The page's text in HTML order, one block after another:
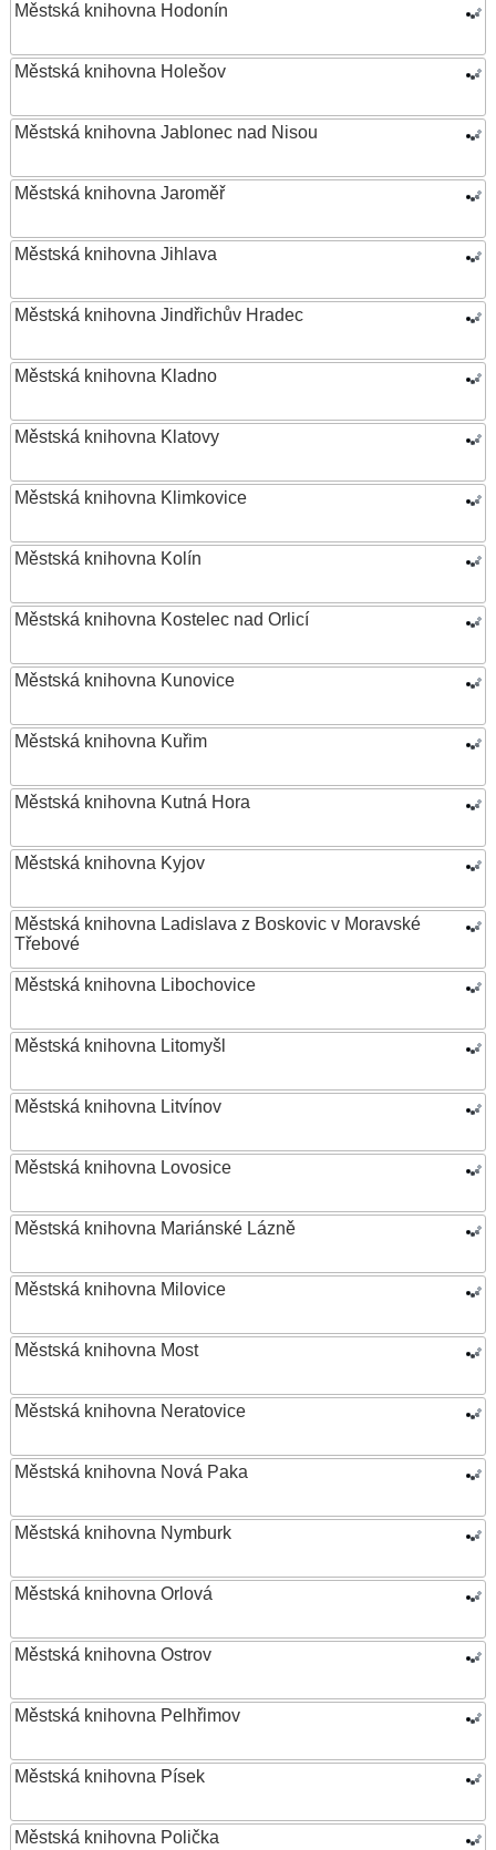
Městská knihovna Hodonín
Městská knihovna Holešov
Městská knihovna Jablonec nad Nisou
Městská knihovna Jaroměř
Městská knihovna Jihlava
Městská knihovna Jindřichův Hradec
Městská knihovna Kladno
Městská knihovna Klatovy
Městská knihovna Klimkovice
Městská knihovna Kolín
Městská knihovna Kostelec nad Orlicí
Městská knihovna Kunovice
Městská knihovna Kuřim
Městská knihovna Kutná Hora
Městská knihovna Kyjov
Městská knihovna Ladislava z Boskovic v Moravské
Třebové
Městská knihovna Libochovice
Městská knihovna Litomyšl
Městská knihovna Litvínov
Městská knihovna Lovosice
Městská knihovna Mariánské Lázně
Městská knihovna Milovice
Městská knihovna Most
Městská knihovna Neratovice
Městská knihovna Nová Paka
Městská knihovna Nymburk
Městská knihovna Orlová
Městská knihovna Ostrov
Městská knihovna Pelhřimov
Městská knihovna Písek
Městská knihovna Polička